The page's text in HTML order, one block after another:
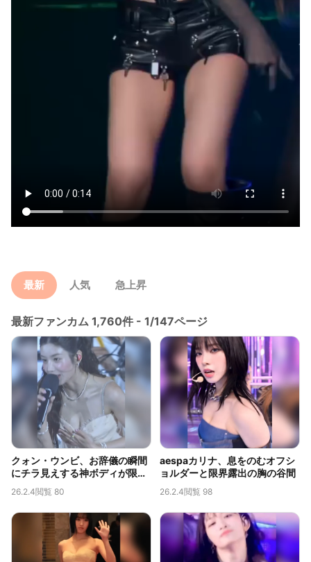
最新 人気 急上昇
最新ファンカム 1,760件 - 1/147ページ
クォン・ウンビ、お辞儀の瞬間
にチラ見えする神ボディが限界
露出だと話題に
26.2.4閲覧 80
aespaカリナ、息をのむオフシ
ョルダーと限界露出の胸の谷間
26.2.4閲覧 98